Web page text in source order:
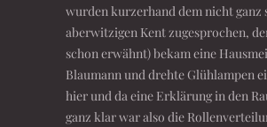
wurden kurzerhand dem nicht ganz
aberwitzigen Kent zugesprochen,
schon erwähnt) bekam eine
Blaumann und drehte Glühlampen
hier und da eine Erklärung in den
ganz klar war also die